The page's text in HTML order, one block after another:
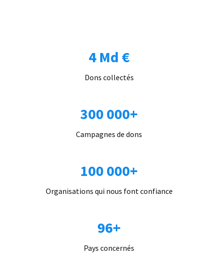
4 Md €
Dons collectés
300 000+
Campagnes de dons
100 000+
Organisations qui nous font confiance
96+
Pays concernés